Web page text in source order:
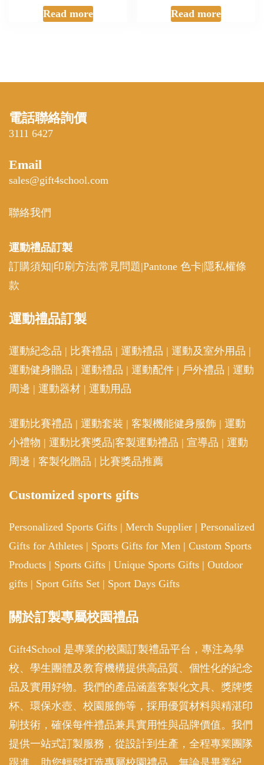
Read more Read more
電話聯絡詢價
3111 6427
Email
sales@gift4school.com
聯絡我們
運動禮品訂製
訂購須知|印刷方法|常見問題|Pantone 色卡| 隱私權條
款
運動禮品訂製
運動紀念品 | 比賽禮品 | 運動禮品 | 運動及室外用品 |
運動健身贈品 | 運動禮品 | 運動配件 | 戶外禮品 | 運動
周邊 | 運動器材 | 運動用品
運動比賽禮品 | 運動套裝 | 客製機能健身服飾 | 運動
小禮物 | 運動比賽獎品|客製運動禮品 | 宣導品 | 運動
周邊 | 客製化贈品 | 比賽獎品推薦
Customized sports gifts
Personalized Sports Gifts | Merch Supplier | Personalized
Gifts for Athletes | Sports Gifts for Men | Custom Sports
Products | Sports Gifts | Unique Sports Gifts | Outdoor
gifts | Sport Gifts Set | Sport Days Gifts
關於訂製專屬校園禮品
Gift4School 是專業的校園訂製禮品平台，專注為學
校、學生團體及教育機構提供高品質、個性化的紀念
品及實用好物。我們的產品涵蓋客製化文具、獎牌獎
杯、環保水壺、校園服飾等，採用優質材料與精湛印
刷技術，確保每件禮品兼具實用性與品牌價值。我們
提供一站式訂製服務，從設計到生產，全程專業團隊